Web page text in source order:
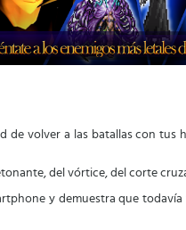
de volver a las batallas con tus
del vórtice, del corte
y demuestra que